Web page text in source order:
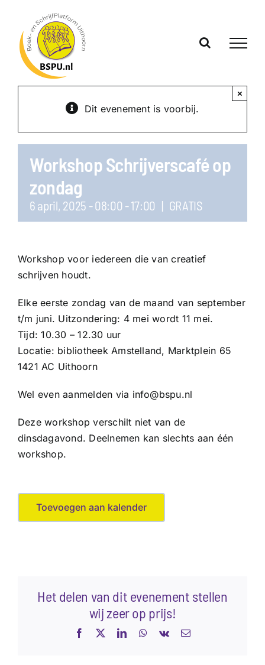
inhoud
Dit evenement is voorbij.
×
Workshop Schrijverscafé op
zondag
6 april, 2025 - 08:00 -17:00 | GRATIS
Workshop voor iedereen die van creatief
schrijven houdt.
Elke eerste zondag van de maand van september
t/m juni. Uitzondering: 4 mei wordt 11 mei.
Tijd: 10.30 – 12.30 uur
Locatie: bibliotheek Amstelland, Marktplein 65
1421 AC Uithoorn
Wel even aanmelden via info@bspu.nl
Deze workshop verschilt niet van de
dinsdagavond. Deelnemen kan slechts aan één
workshop.
Toevoegen aan kalender
Het delen van dit evenement stellen
wij zeer op prijs!
Facebook LinkedInWhatsApp
Vk
E-